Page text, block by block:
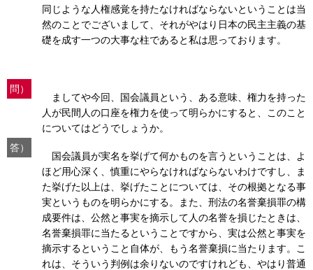
同じような人権感覚を持たなければならないということは当
然のことでございまして、それがやはり日本の民主主義の基
礎を成す一つの大事な柱であると私は思っております。
問）
ましてや今回、国会議員という、ある意味、権力を持った
人が民間人の口座を権力を使って明らかにすると、このこと
についてはどうでしょうか。
答）
国会議員が実名を挙げて何かものを言うということは、よ
ほど用心深く、慎重にやらなければならないわけですし、ま
た挙げた以上は、挙げたことについては、その根拠となる事
実というものを明らかにする。また、刑法の名誉棄損罪の構
成要件は、公然と事実を摘示して人の名誉を損じたときは、
名誉棄損罪に当たるということですから、実は公然と事実を
摘示するということ自体が、もう名誉棄損に当たります。こ
れは、そういう判例は余りないのですけれども、やはり普通